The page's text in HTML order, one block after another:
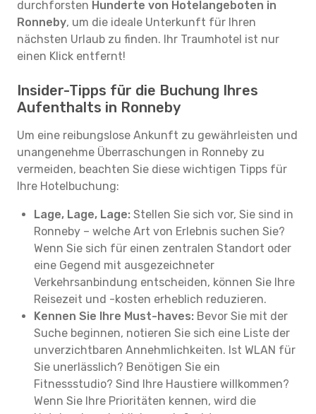
durchforsten Hunderte von Hotelangeboten in
Ronneby, um die ideale Unterkunft für Ihren
nächsten Urlaub zu finden. Ihr Traumhotel ist nur
einen Klick entfernt!
Insider-Tipps für die Buchung Ihres
Aufenthalts in Ronneby
Um eine reibungslose Ankunft zu gewährleisten und
unangenehme Überraschungen in Ronneby zu
vermeiden, beachten Sie diese wichtigen Tipps für
Ihre Hotelbuchung:
Lage, Lage, Lage: Stellen Sie sich vor, Sie sind in
Ronneby – welche Art von Erlebnis suchen Sie?
Wenn Sie sich für einen zentralen Standort oder
eine Gegend mit ausgezeichneter
Verkehrsanbindung entscheiden, können Sie Ihre
Reisezeit und -kosten erheblich reduzieren.
Kennen Sie Ihre Must-haves: Bevor Sie mit der
Suche beginnen, notieren Sie sich eine Liste der
unverzichtbaren Annehmlichkeiten. Ist WLAN für
Sie unerlässlich? Benötigen Sie ein
Fitnessstudio? Sind Ihre Haustiere willkommen?
Wenn Sie Ihre Prioritäten kennen, wird die